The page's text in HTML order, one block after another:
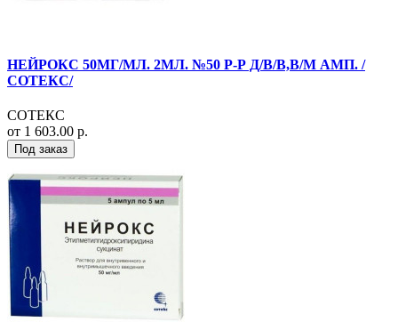
НЕЙРОКС 50МГ/МЛ. 2МЛ. №50 Р-Р Д/В/В,В/М АМП. /
СОТЕКС/
СОТЕКС
от 1 603.00 р.
Под заказ